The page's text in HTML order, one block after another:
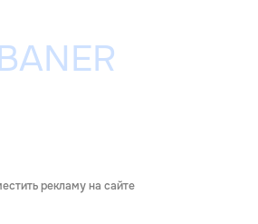
рекламу на сайте